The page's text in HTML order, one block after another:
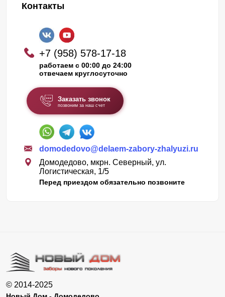
Контакты
+7 (958) 578-17-18
работаем с 00:00 до 24:00
отвечаем круглосуточно
Заказать звонок
позвоним за наш счет
domodedovo@delaem-zabory-zhalyuzi.ru
Домодедово, мкрн. Северный, ул.
Логистическая, 1/5
Перед приездом обязательно позвоните
© 2014-2025